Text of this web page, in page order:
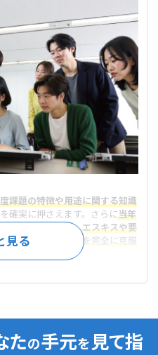
課題の特徴や用途に関する知識
確実に押さえます。さらに当年
課題 に取り組み、エスキスや要
模擬試験
弱点を完全に克服
します。
たの手元を 見て指